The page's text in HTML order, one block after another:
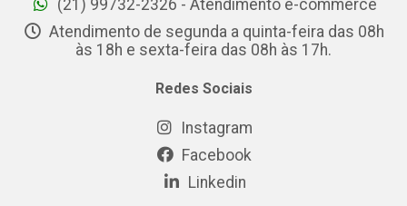
(21) 99732-2326 - Atendimento e-commerce
Atendimento de segunda a quinta-feira das 08h
às 18h e sexta-feira das 08h às 17h.
Redes Sociais
Instagram
Facebook
Linkedin